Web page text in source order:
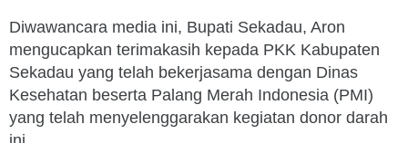
Diwawancara media ini, Bupati Sekadau, Aron
mengucapkan terimakasih kepada PKK Kabupaten
Sekadau yang telah bekerjasama dengan Dinas
Kesehatan beserta Palang Merah Indonesia (PMI)
yang telah menyelenggarakan kegiatan donor darah